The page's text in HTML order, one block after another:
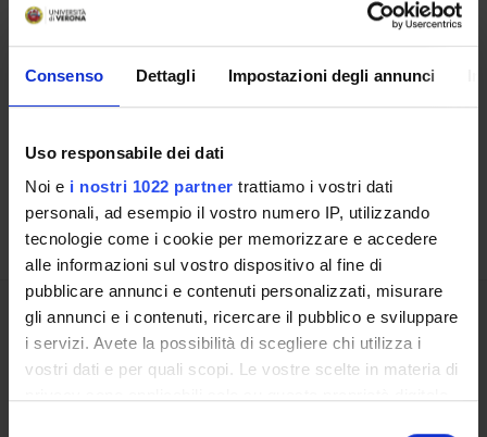
Consenso Dettagli Impostazioni degli annunci
Uso responsabile dei dati
Noi e i nostri 1022 partner trattiamo i vostri dati
personali, ad esempio il vostro numero IP, utilizzando
tecnologie come i cookie per memorizzare e accedere
alle informazioni sul vostro dispositivo al fine di
pubblicare annunci e contenuti personalizzati, misurare
gli annunci e i contenuti, ricercare il pubblico e sviluppare
i servizi. Avete la possibilità di scegliere chi utilizza i
vostri dati e per quali scopi. Le vostre scelte in materia di
Calendar
Share